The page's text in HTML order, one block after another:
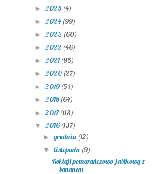
► 2025 (4)
► 2024 (99)
► 2023 (60)
► 2022 (46)
► 2021 (95)
► 2020 (27)
► 2019 (54)
► 2018 (64)
► 2017(113)
▼ 2016 (137)
► grudnia (12)
▼ listopada (9)
Koktajl pomarańczowo-jabłkowy z
bananem